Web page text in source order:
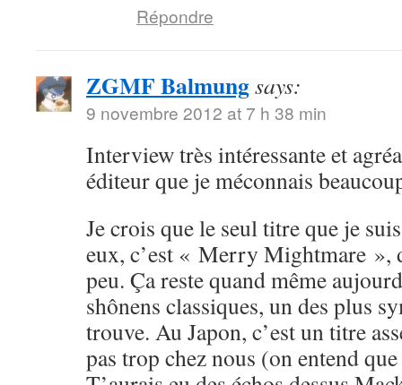
Répondre
ZGMF Balmungsays:
9 novembre 2012 at 7 h 38 min
Interview très intéressante et
éditeur que je méconnais
Je crois que le seul titre que je
eux, c’est « Merry Mightmare »,
peu. Ça reste quand même
shônens classiques, un des plus
trouve. Au Japon, c’est un titre
pas trop chez nous (on entend